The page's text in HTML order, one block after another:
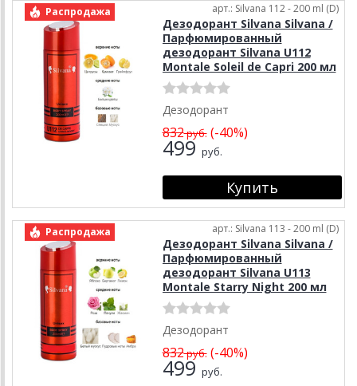
Распродажа арт.: Silvana 112 - 200 ml (D)
Дезодорант Silvana Silvana /
Парфюмированный
дезодорант Silvana U112
Montale Soleil de Capri 200 мл
Дезодорант
832руб.(-40%)
499 руб.
Распродажа арт.: Silvana 113 - 200 ml (D)
Дезодорант Silvana Silvana /
Парфюмированный
дезодорант Silvana U113
Montale Starry Night 200 мл
Дезодорант
832руб.(-40%)
499 руб.